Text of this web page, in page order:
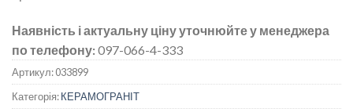
Наявність і актуальну ціну уточнюйте у менеджера
по телефону:097-066-4-333
Артикул:033899
Категорія:КЕРАМОГРАНІТ